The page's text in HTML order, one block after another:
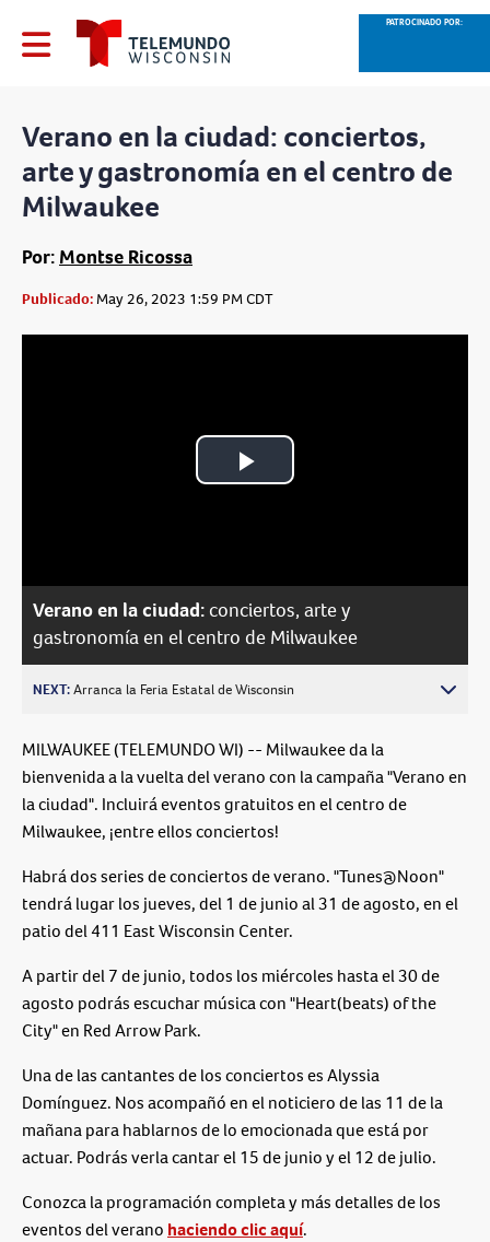
PATROCINADO POR:
Verano en la ciudad: conciertos,
arte y gastronomía en el centro de
Milwaukee
Por: Montse Ricossa
Publicado: May 26, 2023 1:59 PM CDT
Play
Verano en la ciudad:conciertos, arte y
gastronomía en el centro de Milwaukee
NEXT:Arranca la Feria Estatal de Wisconsin
MILWAUKEE (TELEMUNDO WI) -- Milwaukee da la
bienvenida a la vuelta del verano con la campaña "Verano en
la ciudad". Incluirá eventos gratuitos en el centro de
Milwaukee, ¡entre ellos conciertos!
Habrá dos series de conciertos de verano. "Tunes@Noon"
tendrá lugar los jueves, del 1 de junio al 31 de agosto, en el
patio del 411 East Wisconsin Center.
A partir del 7 de junio, todos los miércoles hasta el 30 de
agosto podrás escuchar música con "Heart(beats) of the
City" en Red Arrow Park.
Una de las cantantes de los conciertos es Alyssia
Domínguez. Nos acompañó en el noticiero de las 11 de la
mañana para hablarnos de lo emocionada que está por
actuar. Podrás verla cantar el 15 de junio y el 12 de julio.
Conozca la programación completa y más detalles de los
eventos del verano haciendo clic aquí.